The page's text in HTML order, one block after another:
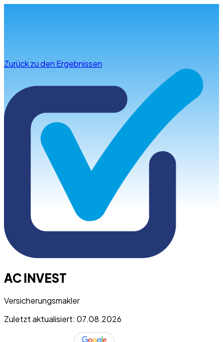
Zurück zu den Ergebnissen
AC INVEST
Versicherungsmakler
Zuletzt aktualisiert: 07.08.2026